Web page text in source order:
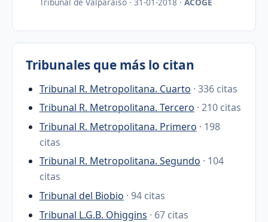
Tribunales que más lo citan
Tribunal R. Metropolitana. Cuarto · 336 citas
Tribunal R. Metropolitana. Tercero · 210 citas
Tribunal R. Metropolitana. Primero · 198
citas
Tribunal R. Metropolitana. Segundo · 104
citas
Tribunal del Biobio · 94 citas
Tribunal L.G.B. Ohiggins · 67 citas